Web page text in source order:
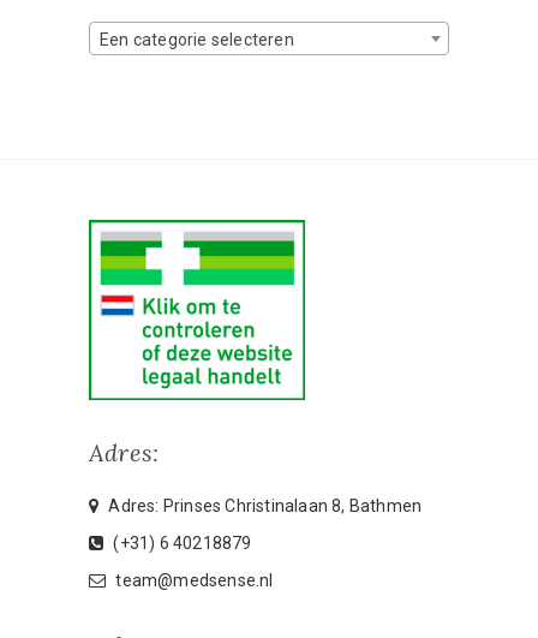
Een categorie selecteren
Adres:
Adres: Prinses Christinalaan 8, Bathmen
(+31) 6 40218879
team@medsense.nl